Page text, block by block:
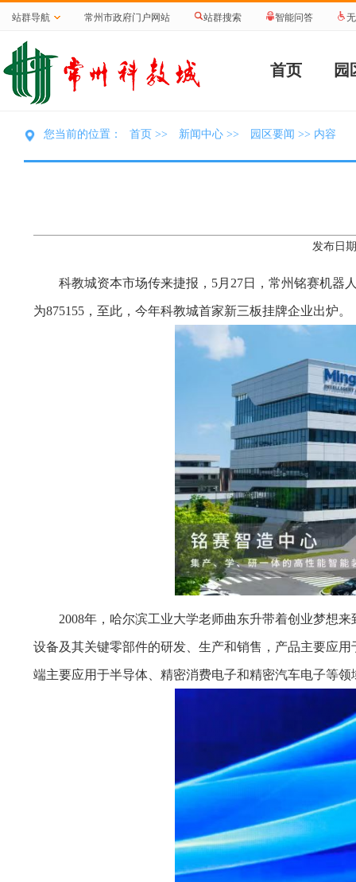
站群导航 常州市政府门户网站 站群搜索 智能问答
首页 园
您当前的位置： 首页 >> 新闻中心 >> 园区要闻 >> 内容
发布日
科教城资本市场传来捷报，5月27日，常州铭赛机器
为875155，至此，今年科教城首家新三板挂牌企业出炉。
2008年，哈尔滨工业大学老师曲东升带着创业梦想
设备及其关键零部件的研发、生产和销售，产品主要应
端主要应用于半导体、精密消费电子和精密汽车电子等领